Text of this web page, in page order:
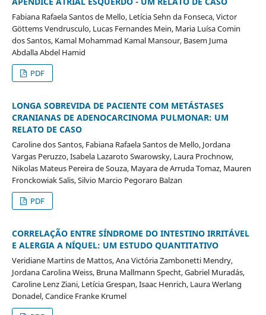
Fabiana Rafaela Santos de Mello, Letícia Sehn da Fonseca, Victor
Göttems Vendrusculo, Lucas Fernandes Mein, Maria Luísa Comin
dos Santos, Kamal Mohammad Kamal Mansour, Basem Juma
Abdalla Abdel Hamid
PDF
LONGA SOBREVIDA DE PACIENTE COM METÁSTASES
CRANIANAS DE ADENOCARCINOMA PULMONAR: UM
RELATO DE CASO
Caroline dos Santos, Fabiana Rafaela Santos de Mello, Jordana
Vargas Peruzzo, Isabela Lazaroto Swarowsky, Laura Prochnow,
Nikolas Mateus Pereira de Souza, Mayara de Arruda Tomaz, Mauren
Fronckowiak Salis, Silvio Marcio Pegoraro Balzan
PDF
CORRELAÇÃO ENTRE SÍNDROME DO INTESTINO IRRITÁVEL
E ALERGIA A NÍQUEL: UM ESTUDO QUANTITATIVO
Veridiane Martins de Mattos, Ana Victória Zambonetti Mendry,
Jordana Carolina Weiss, Bruna Mallmann Specht, Gabriel Muradás,
Caroline Lenz Ziani, Letícia Grespan, Isaac Henrich, Laura Werlang
Donadel, Candice Franke Krumel